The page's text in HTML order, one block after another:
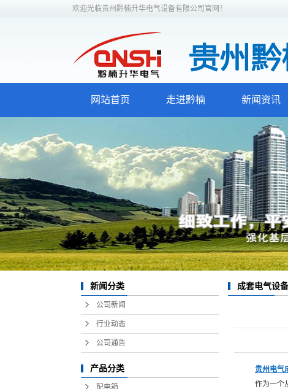
欢迎光临贵州黔楠升华电气设备有限公司官网！
网站首页 走进黔楠 新闻资讯
新闻分类
公司新闻
行业动态
公司通告
产品分类
配电箱
成套电气设
贵州电气
作为一个